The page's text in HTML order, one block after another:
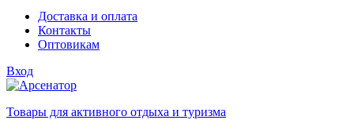
Доставка и оплата
Контакты
Оптовикам
Вход
Товары для активного отдыха и туризма